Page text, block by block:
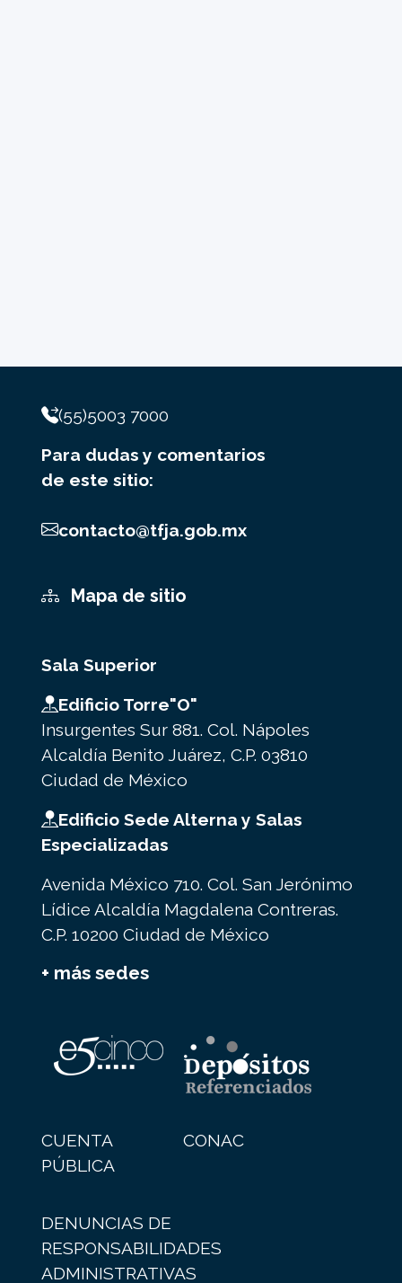
(55)5003 7000
Para dudas y comentarios
de este sitio:
contacto@tfja.gob.mx
Mapa de sitio
Sala Superior
Edificio Torre"O"
Insurgentes Sur 881. Col. Nápoles
Alcaldía Benito Juárez, C.P. 03810
Ciudad de México
Edificio Sede Alterna y Salas
Especializadas
Avenida México 710. Col. San Jerónimo
Lídice Alcaldía Magdalena Contreras.
C.P. 10200 Ciudad de México
+ más sedes
CUENTA
PÚBLICA
CONAC
DENUNCIAS DE
RESPONSABILIDADES
ADMINISTRATIVAS